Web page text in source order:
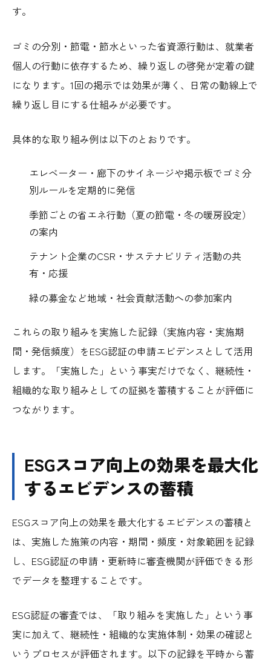
す。
ゴミの分別・節電・節水といった省資源行動は、就業者
個人の行動に依存するため、繰り返しの啓発が定着の鍵
になります。1回の掲示では効果が薄く、日常の動線上で
繰り返し目にする仕組みが必要です。
具体的な取り組み例は以下のとおりです。
エレベーター・廊下のサイネージや掲示板でゴミ分
別ルールを定期的に発信
季節ごとの省エネ行動（夏の節電・冬の暖房設定）
の案内
テナント企業のCSR・サステナビリティ活動の共
有・応援
緑の募金など地域・社会貢献活動への参加案内
これらの取り組みを実施した記録（実施内容・実施期
間・発信頻度）をESG認証の申請エビデンスとして活用
します。「実施した」という事実だけでなく、継続性・
組織的な取り組みとしての証拠を蓄積することが評価に
つながります。
ESGスコア向上の効果を最大化
するエビデンスの蓄積
ESGスコア向上の効果を最大化するエビデンスの蓄積と
は、実施した施策の内容・期間・頻度・対象範囲を記録
し、ESG認証の申請・更新時に審査機関が評価できる形
でデータを整理することです。
ESG認証の審査では、「取り組みを実施した」という事
実に加えて、継続性・組織的な実施体制・効果の確認と
いうプロセスが評価されます。以下の記録を平時から蓄